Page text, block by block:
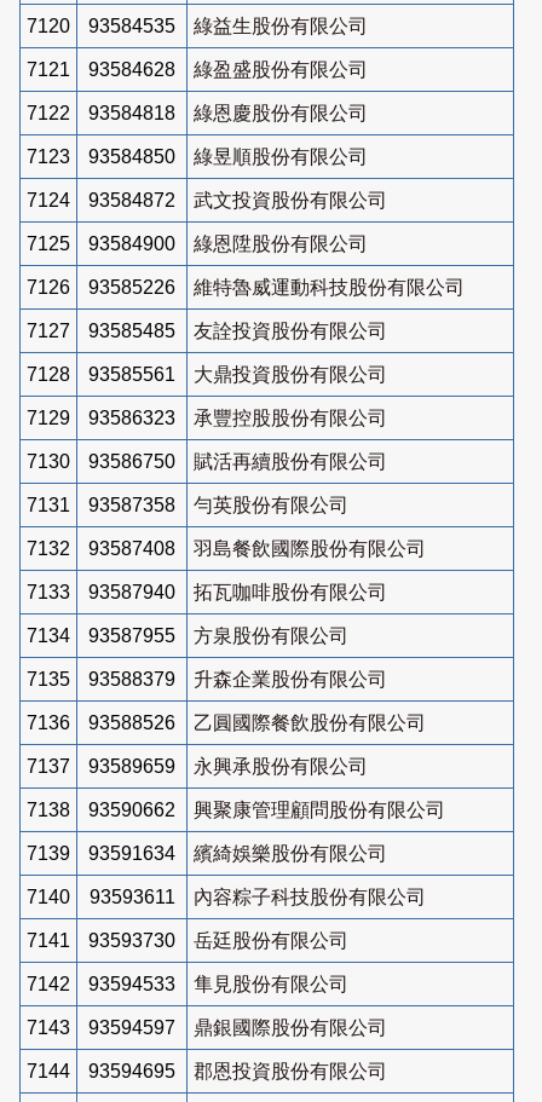
7120 93584535 綠益生股份有限公司
7121 93584628 綠盈盛股份有限公司
7122 93584818 綠恩慶股份有限公司
7123 93584850 綠昱順股份有限公司
7124 93584872 武文投資股份有限公司
7125 93584900 綠恩陞股份有限公司
7126 93585226 維特魯威運動科技股份有限公司
7127 93585485 友詮投資股份有限公司
7128 93585561 大鼎投資股份有限公司
7129 93586323 承豐控股股份有限公司
7130 93586750 賦活再續股份有限公司
7131 93587358 勻英股份有限公司
7132 93587408 羽島餐飲國際股份有限公司
7133 93587940 拓瓦咖啡股份有限公司
7134 93587955 方泉股份有限公司
7135 93588379 升森企業股份有限公司
7136 93588526 乙圓國際餐飲股份有限公司
7137 93589659 永興承股份有限公司
7138 93590662 興聚康管理顧問股份有限公司
7139 93591634 繽綺娛樂股份有限公司
7140 93593611 內容粽子科技股份有限公司
7141 93593730 岳廷股份有限公司
7142 93594533 隼見股份有限公司
7143 93594597 鼎銀國際股份有限公司
7144 93594695 郡恩投資股份有限公司